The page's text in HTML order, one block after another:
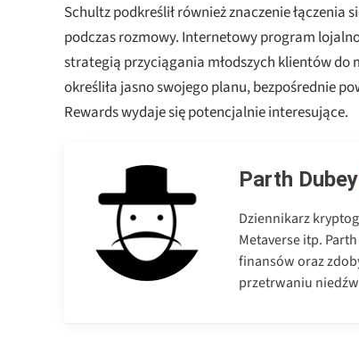
Schultz podkreślił również znaczenie łączenia
podczas rozmowy. Internetowy program
strategią przyciągania młodszych klientów do
określiła jasno swojego planu, bezpośrednie
Rewards wydaje się potencjalnie interesujące.
Parth Dubey
Dziennikarz
Metaverse itp.
finansów oraz
przetrwaniu